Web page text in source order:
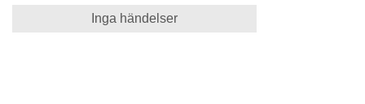
Inga händelser